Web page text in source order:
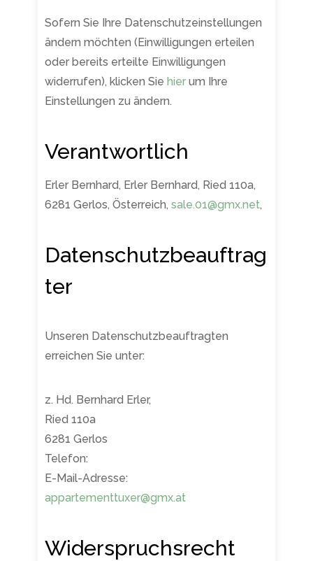
Sofern Sie Ihre Datenschutzeinstellungen
ändern möchten (Einwilligungen erteilen
oder bereits erteilte Einwilligungen
widerrufen), klicken Sie hier um Ihre
Einstellungen zu ändern.
Verantwortlich
Erler Bernhard, Erler Bernhard, Ried 110a,
6281 Gerlos, Österreich, sale.01@gmx.net,
Datenschutzbeauftrag
ter
Unseren Datenschutzbeauftragten
erreichen Sie unter:
z. Hd. Bernhard Erler,
Ried 110a
6281 Gerlos
Telefon:
E-Mail-Adresse:
appartementtuxer@gmx.at
Widerspruchsrecht